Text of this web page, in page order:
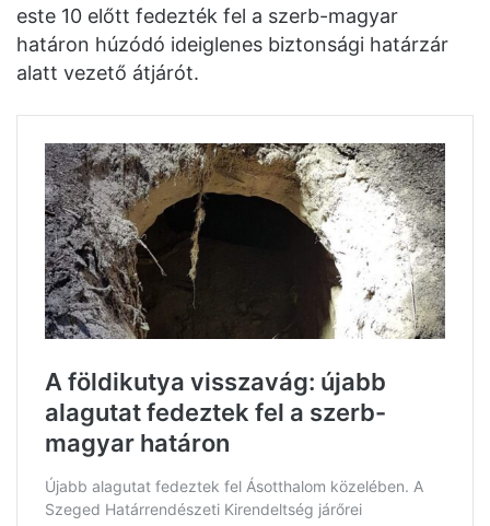
este 10 előtt fedezték fel a szerb-magyar
határon húzódó ideiglenes biztonsági határzár
alatt vezető átjárót.